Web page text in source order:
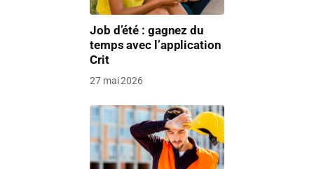
Job d’été : gagnez du
temps avec l’application
Crit
27 mai 2026